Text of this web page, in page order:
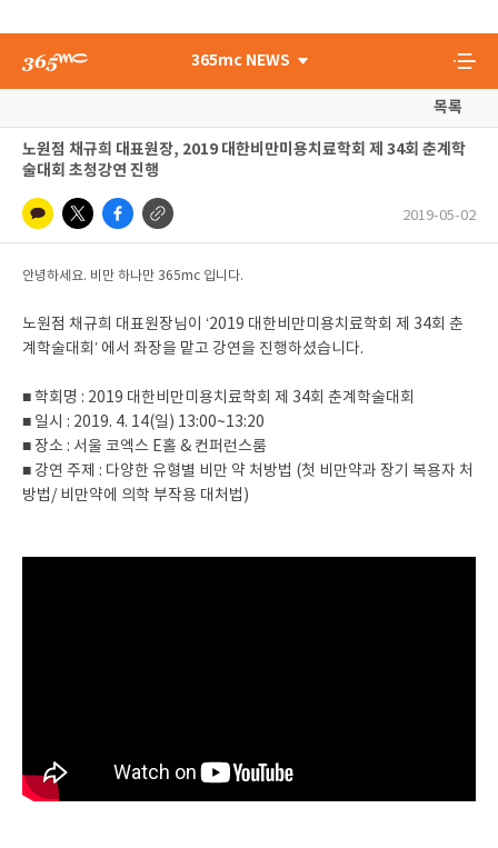
365mc NEWS
목록
노원점 채규희 대표원장, 2019 대한비만미용치료학회 제 34회 춘계학
술대회 초청강연 진행
2019-05-02
안녕하세요. 비만 하나만 365mc 입니다.
노원점 채규희 대표원장님이 ‘2019 대한비만미용치료학회 제 34회 춘
계학술대회’ 에서 좌장을 맡고 강연을 진행하셨습니다.
■ 학회명 : 2019 대한비만미용치료학회 제 34회 춘계학술대회
■ 일시 : 2019. 4. 14(일) 13:00~13:20
■ 장소 : 서울 코엑스 E홀 & 컨퍼런스룸
■ 강연 주제 : 다양한 유형별 비만 약 처방법 (첫 비만약과 장기 복용자 처
방법/ 비만약에 의학 부작용 대처법)